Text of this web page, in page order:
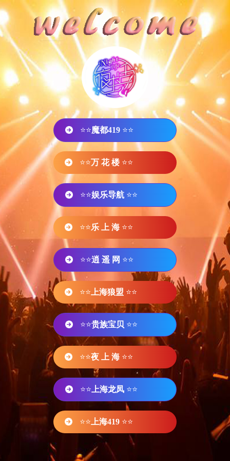
⭐⭐魔都419 ⭐⭐
⭐⭐万 花 楼 ⭐⭐
⭐⭐娱乐导航 ⭐⭐
⭐⭐乐 上 海 ⭐⭐
⭐⭐逍 遥 网 ⭐⭐
⭐⭐ 上海狼盟 ⭐⭐
⭐⭐贵族宝贝 ⭐⭐
⭐⭐夜 上 海 ⭐⭐
⭐⭐ 上海龙凤 ⭐⭐
⭐⭐ 上海419 ⭐⭐